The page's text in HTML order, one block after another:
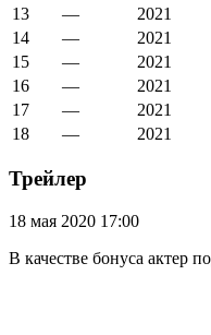
13
—
2021
14
—
2021
15
—
2021
16
—
2021
17
—
2021
18
— 2021
Трейлер
18 мая 2020 17:00
В качестве бонуса актер